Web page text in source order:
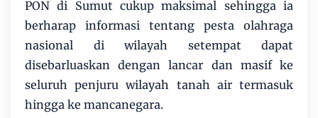
PON di Sumut cukup maksimal sehingga ia
berharap informasi tentang pesta olahraga
nasional di wilayah setempat dapat
disebarluaskan dengan lancar dan masif ke
seluruh penjuru wilayah tanah air termasuk
hingga ke mancanegara.